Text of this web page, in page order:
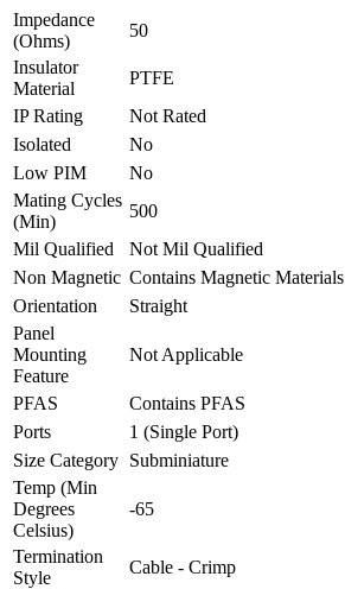
Impedance
(Ohms)
50
Insulator
Material
PTFE
IP Rating
Not Rated
Isolated
No
Low PIM
No
Mating Cycles
(Min)
500
Mil Qualified
Not Mil Qualified
Non Magnetic Contains Magnetic Materials
Orientation
Straight
Panel
Mounting
Feature
Not Applicable
PFAS
Contains PFAS
Ports
1 (Single Port)
Size Category Subminiature
Temp (Min
Degrees
Celsius)
-65
Termination
Style
Cable - Crimp